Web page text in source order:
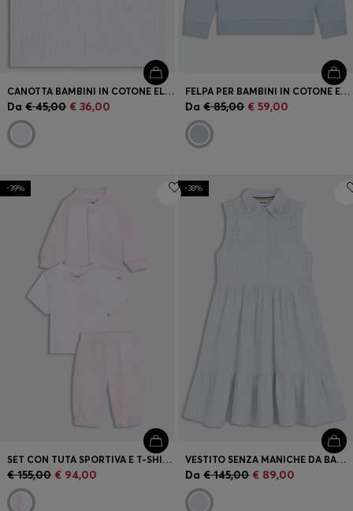
CANOTTA BAMBINI IN COTONE ELASTICIZZATO A COSTE
Da € 45,00 € 36,00
FELPA PER BAMBINI IN COTONE ELASTICIZZATO CON CAPPUCCIO E MONOGRAMMA DOUBLE B
Da € 85,00 € 59,00
-39%
SET CON TUTA SPORTIVA E T-SHIRT IN CONFEZIONE REGALO PER BAMBINI
€ 155,00 € 94,00
-38%
VESTITO SENZA MANICHE DA BAMBINA IN MISTO COTONE CON PIZZO SANGALLO
Da € 145,00 € 89,00